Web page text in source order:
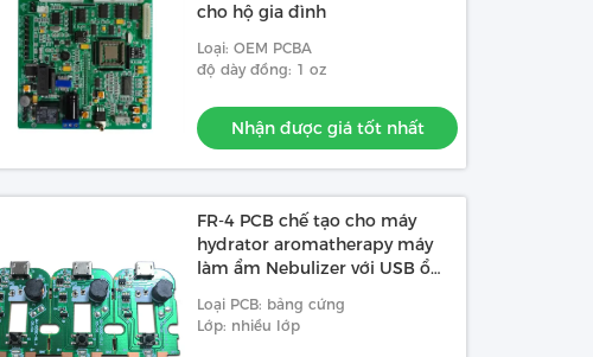
cho hộ gia đình
Loại: OEM PCBA
độ dày đồng: 1 oz
Nhận được giá tốt nhất
FR-4 PCB chế tạo cho máy
hydrator aromatherapy máy
làm ẩm Nebulizer với USB ổ
Loại PCB: bảng cứng
Lớp: nhiều lớp